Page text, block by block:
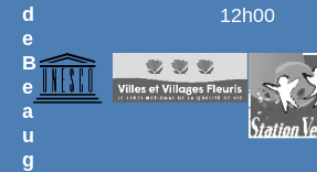
d
e
B
e
a
u
g
12h00